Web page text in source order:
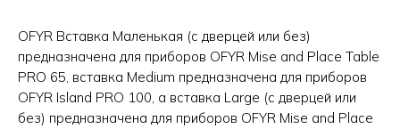
OFYR Вставка Маленькая (с дверцей или без)
предназначена для приборов OFYR Mise and Place Table
PRO 65, вставка Medium предназначена для приборов
OFYR Island PRO 100, а вставка Large (с дверцей или
без) предназначена для приборов OFYR Mise and Place